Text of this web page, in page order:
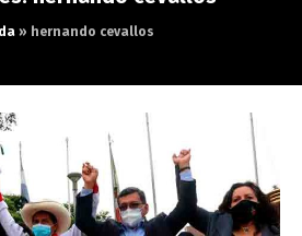
» hernando cevallos